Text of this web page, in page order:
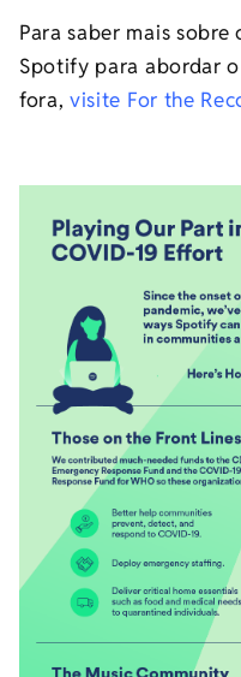
Para saber mais sobre
Spotify para abordar
fora,visite For the